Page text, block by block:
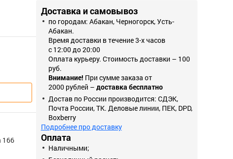
166
Доставка и самовывоз
по городам: Абакан, Черногорск, Усть-
Абакан.
Время доставки в течение 3-х часов
с 12:00 до 20:00
Оплата курьеру. Стоимость доставки – 100
руб.
Внимание! При сумме заказа от
2000 рублей – доставка бесплатно
Достав по России производится: СДЭК,
Почта России, ТК. Деловые линии, ПЕК, DPD,
Boxberry
Подробнее про доставку
Оплата
Наличными;